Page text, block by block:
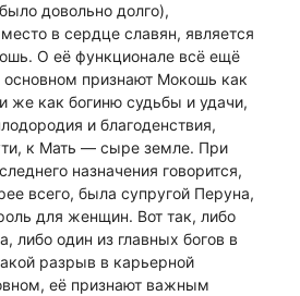
довольно долго),
в сердце славян, является
О её функционале всё ещё
основном признают Мокошь как
же как богиню судьбы и удачи,
и благоденствия,
к Мать — сыре земле. При
назначения говорится,
всего, была супругой Перуна,
для женщин. Вот так, либо
либо один из главных богов в
разрыв в карьерной
её признают важным